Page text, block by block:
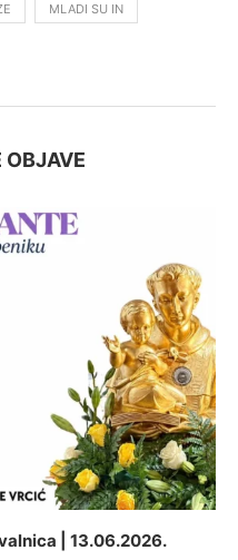
MLADI SU IN
OBJAVE
| 13.06.2026.